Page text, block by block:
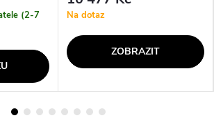
(2-7
Na dotaz
ZOBRAZIT